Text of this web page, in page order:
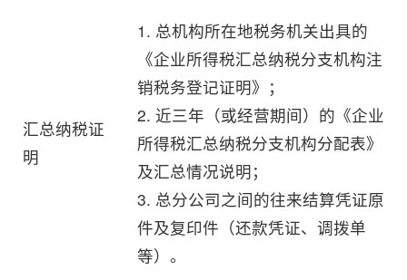
汇总纳税证
明
1. 总机构所在地税务机关出具的
《企业所得税汇总纳税分支机构注
销税务登记证明》；
2. 近三年（或经营期间）的《企业
所得税汇总纳税分支机构分配表》
及汇总情况说明；
3. 总分公司之间的往来结算凭证原
件及复印件（还款凭证、调拨单
等）。